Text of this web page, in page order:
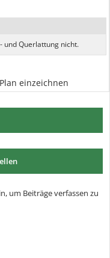
und Querlattung nicht.
einzeichnen
um Beiträge verfassen zu